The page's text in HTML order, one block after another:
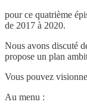
pour ce quatrième
de 2017 à 2020.
Nous avons discuté
propose un plan
Vous pouvez
Au menu :